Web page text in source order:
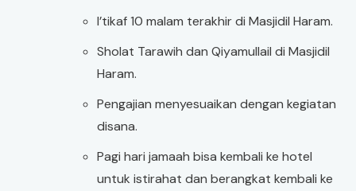
I’tikaf 10 malam terakhir di Masjidil Haram.
Sholat Tarawih dan Qiyamullail di Masjidil
Haram.
Pengajian menyesuaikan dengan kegiatan
disana.
Pagi hari jamaah bisa kembali ke hotel
untuk istirahat dan berangkat kembali ke